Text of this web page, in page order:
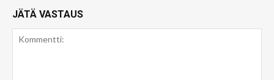
JÄTÄ VASTAUS